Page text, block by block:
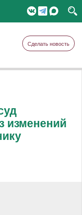
Сделать новость
изменений